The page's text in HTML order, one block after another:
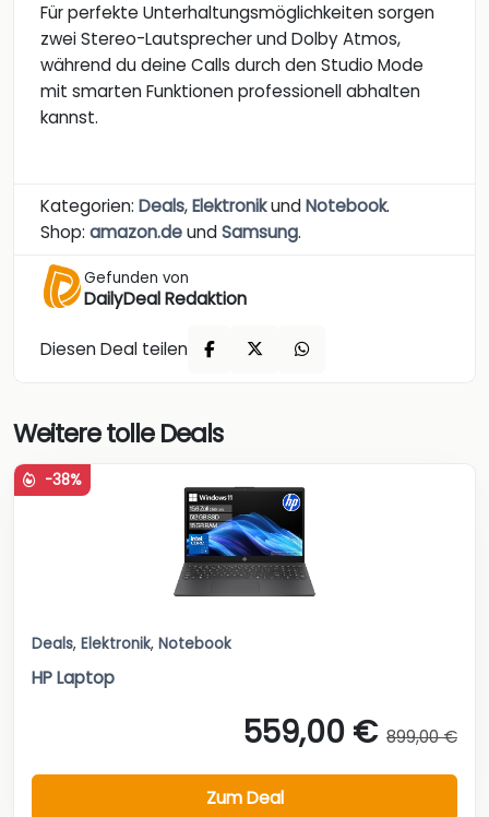
Für perfekte Unterhaltungsmöglichkeiten sorgen
zwei Stereo-Lautsprecher und Dolby Atmos,
während du deine Calls durch den Studio Mode
mit smarten Funktionen professionell abhalten
kannst.
Kategorien: Deals,ElektronikundNotebook.
Shop: amazon.deundSamsung.
Gefunden von
DailyDeal Redaktion
Diesen Deal teilen
Weitere tolle Deals
-38%
Deals, Elektronik, Notebook
HP Laptop
559,00 € 899,00 €
Zum Deal